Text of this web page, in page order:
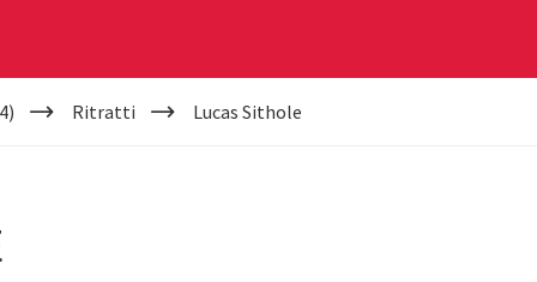
Ritratti Lucas Sithole